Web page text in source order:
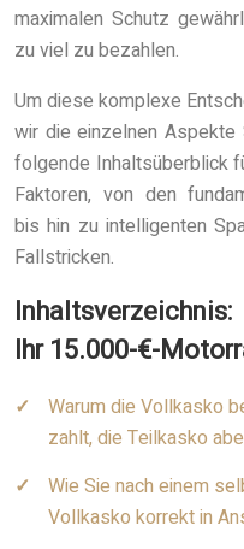
maximalen Schutz
zu viel zu bezahlen.
Um diese komplexe
wir die einzelnen Aspekte
folgende Inhaltsüberblick
Faktoren, von den
bis hin zu intelligenten
Fallstricken.
Ihr 15.000-€-
Warum die Vollkasko
zahlt, die Teilkasko
Wie Sie nach einem
Vollkasko korrekt in